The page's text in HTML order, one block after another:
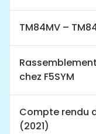
TM84MV –
chez F5SYM
Compte rendu
(2021)